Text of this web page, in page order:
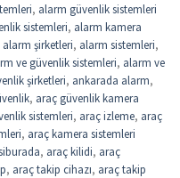
, alarm güvenlik sistemleri
sistemleri, alarm kamera
alarm şirketleri, alarm sistemleri,
ve güvenlik sistemleri, alarm ve
şirketleri, ankarada alarm,
, araç güvenlik kamera
sistemleri, araç izleme, araç
, araç kamera sistemleri
, araç kilidi, araç
, araç takip cihazı, araç takip